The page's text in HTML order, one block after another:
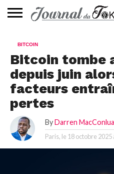
📰
EVALUATION
GUIDE
TENDANCES
À
CONTACTEZ-
BITCOIN
Bitcoin tombe
depuis juin
facteurs
pertes
By Darren
Paris, le 18 octobre 2025